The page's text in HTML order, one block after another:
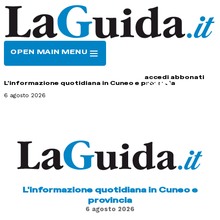
OPEN MAIN MENU
accedi abbonati
L'informazione quotidiana in Cuneo e provincia
6 agosto 2026
L'informazione quotidiana in Cuneo e
provincia
6 agosto 2026